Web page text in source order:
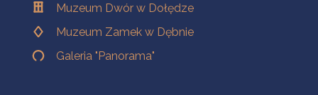
Muzeum Dwór w Dołędze
Muzeum Zamek w Dębnie
Galeria "Panorama"